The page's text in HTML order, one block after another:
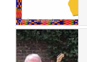
Quelle: Veranstalter